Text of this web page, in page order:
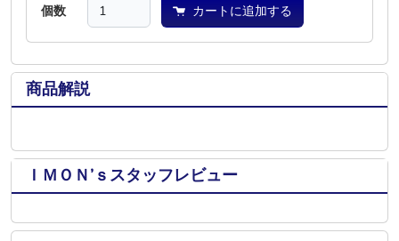
個数 カートに追加する
商品解説
ＩＭＯＮ’ｓスタッフレビュー